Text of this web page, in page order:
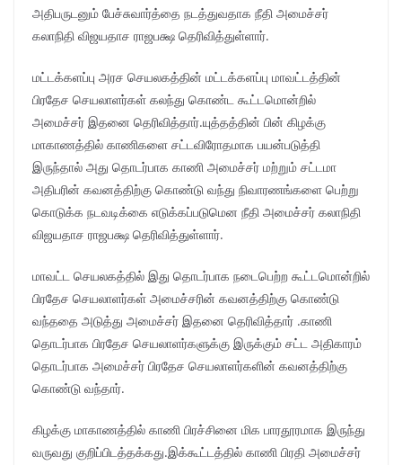
அதிபருடனும் பேச்சுவார்த்தை நடத்துவதாக நீதி அமைச்சர்
கலாநிதி விஜயதாச ராஜபக்ஷ தெரிவித்துள்ளார்.
மட்டக்களப்பு அரச செயலகத்தின் மட்டக்களப்பு மாவட்டத்தின்
பிரதேச செயலாளர்கள் கலந்து கொண்ட கூட்டமொன்றில்
அமைச்சர் இதனை தெரிவித்தார்.யுத்தத்தின் பின் கிழக்கு
மாகாணத்தில் காணிகளை சட்டவிரோதமாக பயன்படுத்தி
இருந்தால் அது தொடர்பாக காணி அமைச்சர் மற்றும் சட்டமா
அதிபரின் கவனத்திற்கு கொண்டு வந்து நிவாரணங்களை பெற்று
கொடுக்க நடவடிக்கை எடுக்கப்படுமென நீதி அமைச்சர் கலாநிதி
விஜயதாச ராஜபக்ஷ தெரிவித்துள்ளார்.
மாவட்ட செயலகத்தில் இது தொடர்பாக நடைபெற்ற கூட்டமொன்றில்
பிரதேச செயலாளர்கள் அமைச்சரின் கவனத்திற்கு கொண்டு
வந்ததை அடுத்து அமைச்சர் இதனை தெரிவித்தார் .காணி
தொடர்பாக பிரதேச செயலாளர்களுக்கு இருக்கும் சட்ட அதிகாரம்
தொடர்பாக அமைச்சர் பிரதேச செயலாளர்களின் கவனத்திற்கு
கொண்டு வந்தார்.
கிழக்கு மாகாணத்தில் காணி பிரச்சினை மிக பாரதூரமாக இருந்து
வருவது குறிப்பிடத்தக்கது.இக்கூட்டத்தில் காணி பிரதி அமைச்சர்